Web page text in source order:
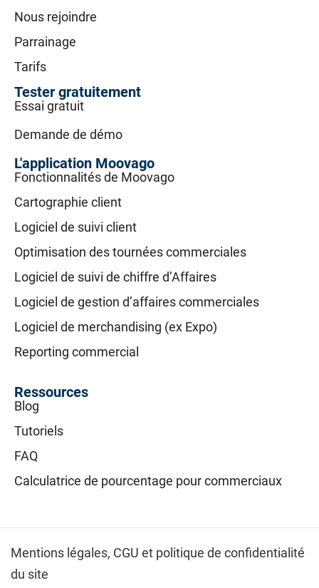
Nous rejoindre
Parrainage
Tarifs
Tester gratuitement
Essai gratuit
Demande de démo
L'application Moovago
Fonctionnalités de Moovago
Cartographie client
Logiciel de suivi client
Optimisation des tournées commerciales
Logiciel de suivi de chiffre d’Affaires
Logiciel de gestion d’affaires commerciales
Logiciel de merchandising (ex Expo)
Reporting commercial
Ressources
Blog
Tutoriels
FAQ
Calculatrice de pourcentage pour commerciaux
Mentions légales, CGU et politique de confidentialité
du site